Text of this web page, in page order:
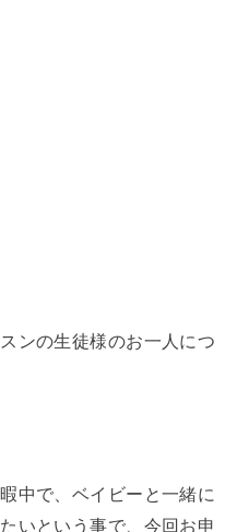
ンの生徒様のお一人につ
中で、ベイビーと一緒に
いという事で、今回お申